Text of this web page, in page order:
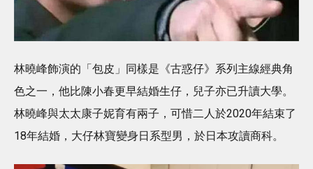
林曉峰飾演的「包皮」同樣是《古惑仔》系列主線經典角
色之一，他比陳小春更早結婚生仔，兒子亦已升讀大學。
林曉峰與太太康子妮育有兩子，可惜二人於2020年結束了
18年結婚，大仔林寶變身日系型男，於日本攻讀商科。